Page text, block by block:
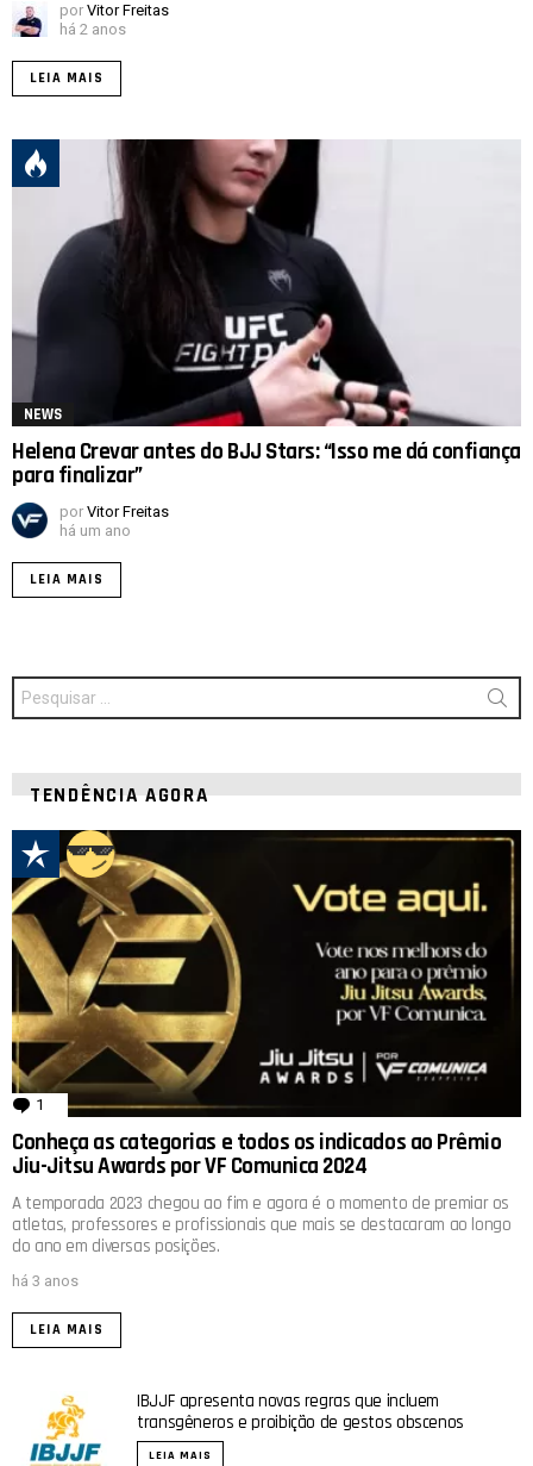
por Vitor Freitas
há 2 anos
LEIA MAIS
NEWS
Helena Crevar antes do BJJ Stars: “Isso me dá confiança
para finalizar”
por Vitor Freitas
há um ano
LEIA MAIS
Procurar
por:
TENDÊNCIA AGORA
1 comentário
Conheça as categorias e todos os indicados ao Prêmio
Jiu-Jitsu Awards por VF Comunica 2024
A temporada 2023 chegou ao fim e agora é o momento de premiar os
atletas, professores e profissionais que mais se destacaram ao longo
do ano em diversas posições.
há 3 anos
LEIA MAIS
IBJJF apresenta novas regras que incluem
transgêneros e proibição de gestos obscenos
LEIA MAIS